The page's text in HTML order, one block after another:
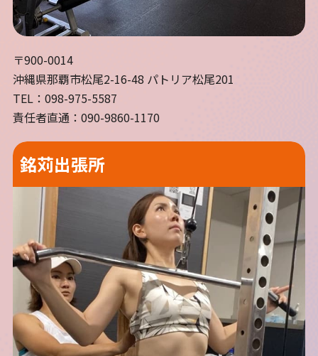
〒900-0014
沖縄県那覇市松尾2-16-48 パトリア松尾201
TEL：098-975-5587
責任者直通：090-9860-1170
銘苅出張所